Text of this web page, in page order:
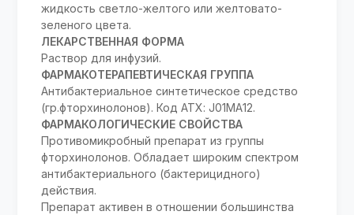
жидкость светло-желтого или желтовато-
зеленого цвета.
ЛЕКАРСТВЕННАЯ ФОРМА
Раствор для инфузий.
ФАРМАКОТЕРАПЕВТИЧЕСКАЯ ГРУППА
Антибактериальное синтетическое средство
(гр.фторхинолонов). Код АТХ: J01MA12.
ФАРМАКОЛОГИЧЕСКИЕ СВОЙСТВА
Противомикробный препарат из группы
фторхинолонов. Обладает широким спектром
антибактериального (бактерицидного)
действия.
Препарат активен в отношении большинства